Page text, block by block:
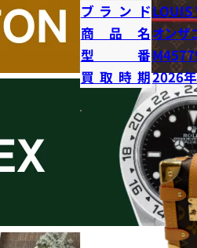
ブランドLOUIS
商品名 オンザ
型番
買取時期2026